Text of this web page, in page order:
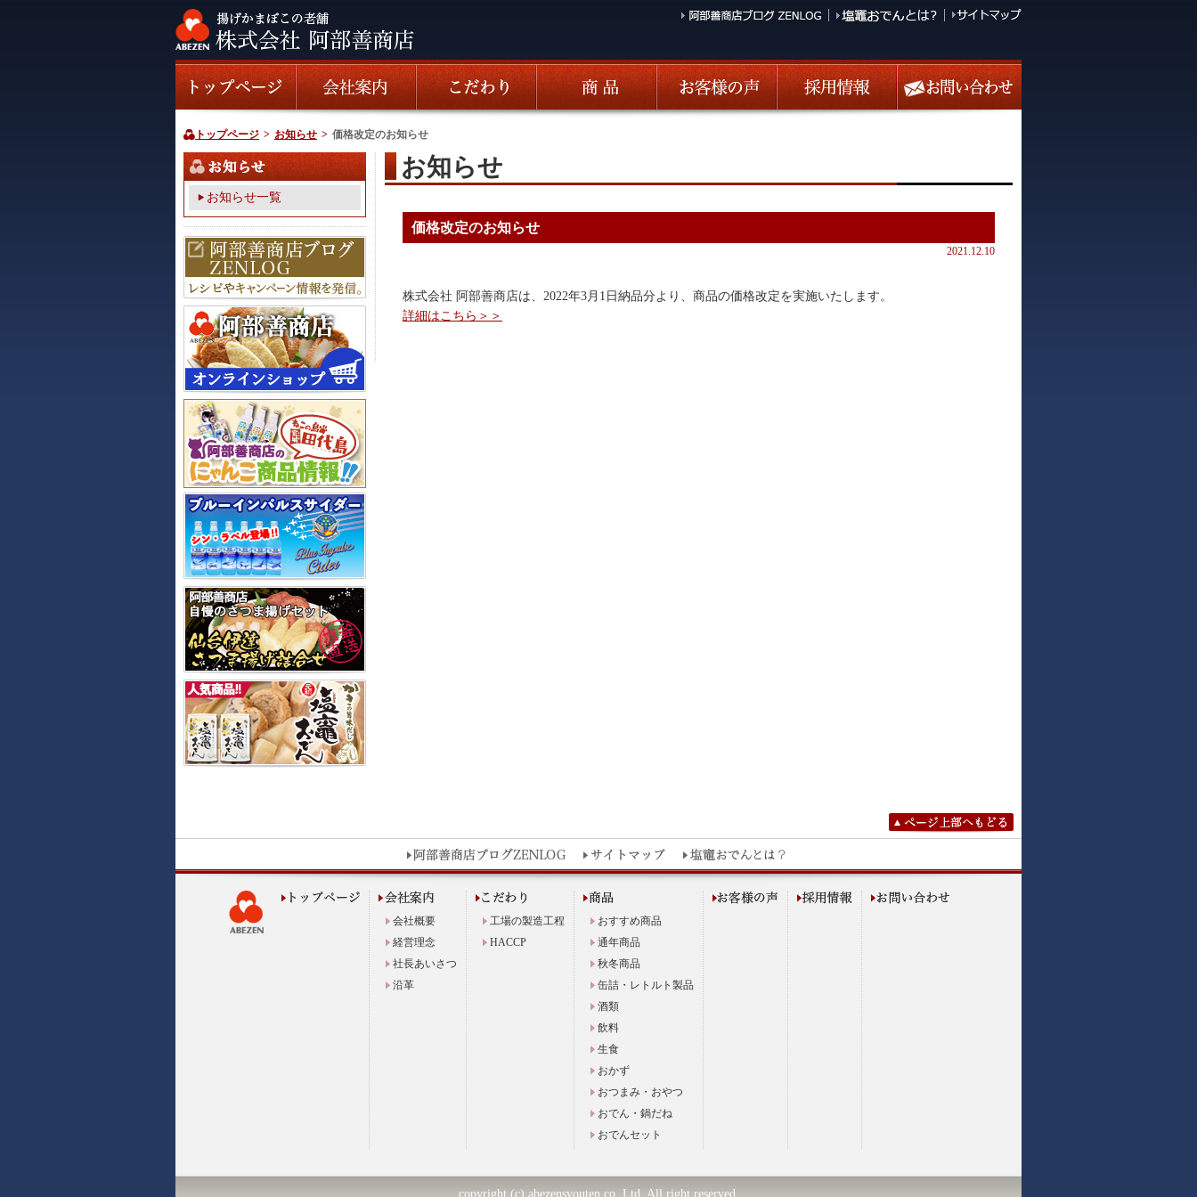
トップページ > お知らせ > 価格改定のお知らせ
お知らせ一覧
お知らせ
価格改定のお知らせ
2021.12.10
株式会社 阿部善商店は、2022年3月1日納品分より、商品の価格改定を実施いたします。
詳細はこちら＞＞
会社概要
経営理念
社長あいさつ
沿革
工場の製造工程
HACCP
おすすめ商品
通年商品
秋冬商品
缶詰・レトルト製品
酒類
飲料
生食
おかず
おつまみ・おやつ
おでん・鍋だね
おでんセット
copyright (c) abezensyouten co.,Ltd. All right reserved.